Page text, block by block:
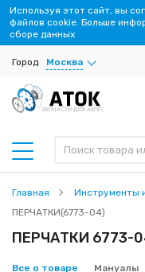
Город Москва
ЗАПЧАСТИ ДЛЯ АКПП
Главная
Инструменты
ПЕРЧАТКИ(6773-04)
ПЕРЧАТКИ 6773-
Все о товаре Мануалы
Используя этот сайт, вы
файлов cookie. Больше
сборе данных